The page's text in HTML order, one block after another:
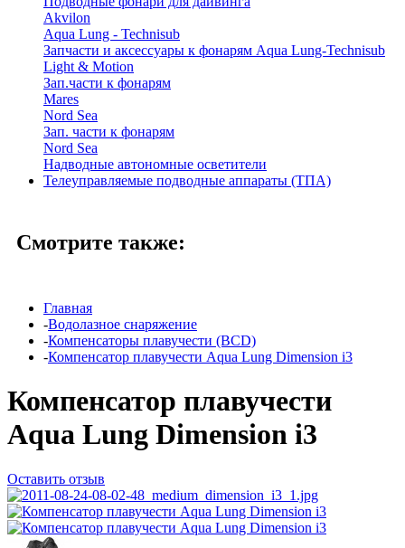
Akvilon
Aqua Lung - Technisub
Запчасти и аксессуары к фонарям Aqua Lung-Technisub
Light & Motion
Зап.части к фонарям
Mares
Nord Sea
Зап. части к фонарям
Nord Sea
Надводные автономные осветители
Телеуправляемые подводные аппараты (ТПА)
Смотрите также:
Главная
-Водолазное снаряжение
-Компенсаторы плавучести (BCD)
-Компенсатор плавучести Aqua Lung Dimension i3
Компенсатор плавучести
Aqua Lung Dimension i3
Оставить отзыв